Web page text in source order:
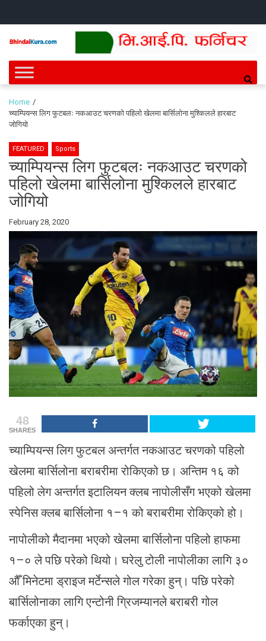
Bhindai Kura
News and entertainment.
Home
च्याम्पियन्स लिग फुटबलः नकआउट चरणको पहिलो खेलमा बार्सिलोना मुश्किलले हारबाट
जोगियो
FEATURED Sports
च्याम्पियन्स लिग फुटबलः नकआउट चरणको
पहिलो खेलमा बार्सिलोना मुश्किलले हारबाट
जोगियो
By
Bhindai
Kura
February 28, 2020
48
SHARES
च्याम्पियन्स लिग फुटबल अन्तर्गत नकआउट चरणको पहिलो
खेलमा बार्सिलोना बराबरीमा रोकिएको छ। अन्तिम १६ को
पहिलो लेग अन्तर्गत इटालियन क्लब नापोलीसँग भएको खेलमा
स्पेनिस क्लब बार्सिलोना १–१ को बराबरीमा रोकिएको हो।
नापोलीको मैदानमा भएको खेलमा बार्सिलोना पहिलो हाफमा
१–० ले पछि परेको थियो। घरेलु टोली नापोलीका लागि ३०
औँ मिनेटमा ड्राइज मर्टेन्सले गोल गरेका हुन्। पछि परेको
बार्सिलोनाका लागि एन्टोनी ग्रिजम्यानले बराबरी गोल
फर्काएका हुन्।